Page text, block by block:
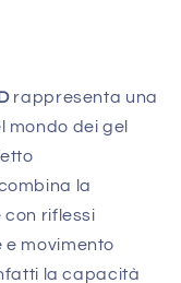
rappresenta una
mondo dei gel
la
con riflessi
movimento
la capacità